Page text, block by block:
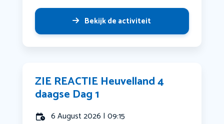
Bekijk de activiteit
ZIE REACTIE Heuvelland 4
daagse Dag 1
6 August 2026 | 09:15